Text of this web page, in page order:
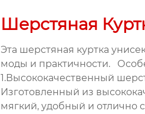
Шерстяная
Эта шерстяная куртка
моды и практичности.
1.Высококачественный
Изготовленный из
мягкий, удобный и отлично